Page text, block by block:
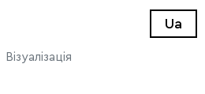
Ua
Візуалізація